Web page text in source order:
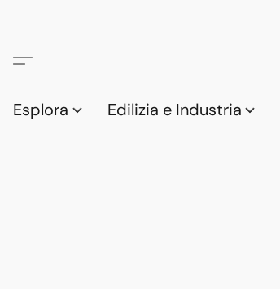
Esplora Edilizia e Industria